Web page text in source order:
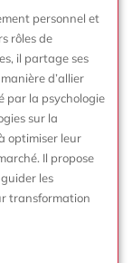
personnel et
rôles de
il partage ses
d’allier
par la psychologie
sur la
optimiser leur
Il propose
les
transformation